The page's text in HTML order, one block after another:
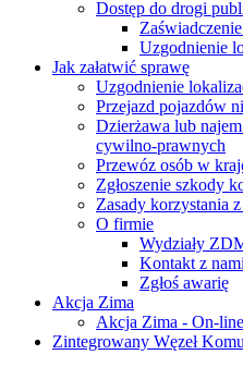
Dostęp do drogi
Uzgodnienie
Jak załatwić sprawę
Uzgodnienie
Przejazd pojazdów
Dzierżawa lub
cywilno-prawnych
Przewóz osób w
Zgłoszenie szkody
Zasady korzystania
O firmie
Wydziały
Kontakt z nami
Zgłoś awarię
Akcja Zima
Akcja Zima - On-line
Zintegrowany Węzeł